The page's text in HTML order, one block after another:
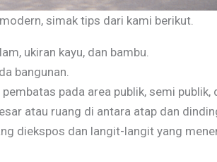
simak tips dari kami berikut.
ukiran kayu, dan bambu.
bangunan.
pada area publik, semi publik,
atau ruang di antara atap dan
diekspos dan langit-langit yang